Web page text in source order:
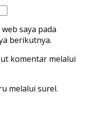
saya pada
berikutnya.
komentar melalui
melalui surel.